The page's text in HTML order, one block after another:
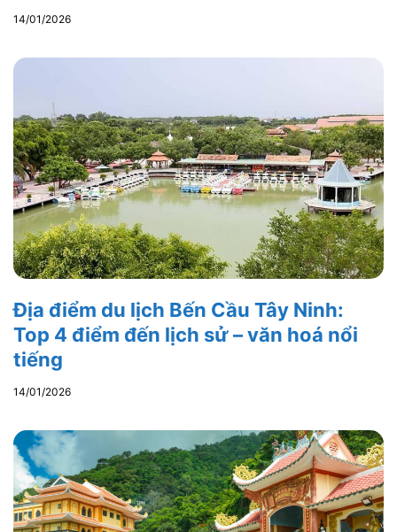
14/01/2026
Địa điểm du lịch Bến Cầu Tây Ninh:
Top 4 điểm đến lịch sử – văn hoá nổi
tiếng
14/01/2026